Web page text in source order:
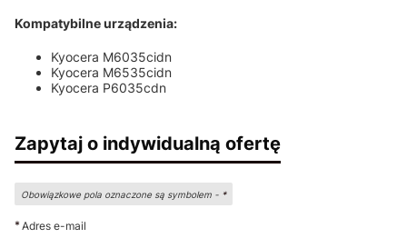
Kompatybilne urządzenia:
Kyocera M6035cidn
Kyocera M6535cidn
Kyocera P6035cdn
Zapytaj o indywidualną ofertę
Obowiązkowe pola oznaczone są symbolem - *
*Adres e-mail